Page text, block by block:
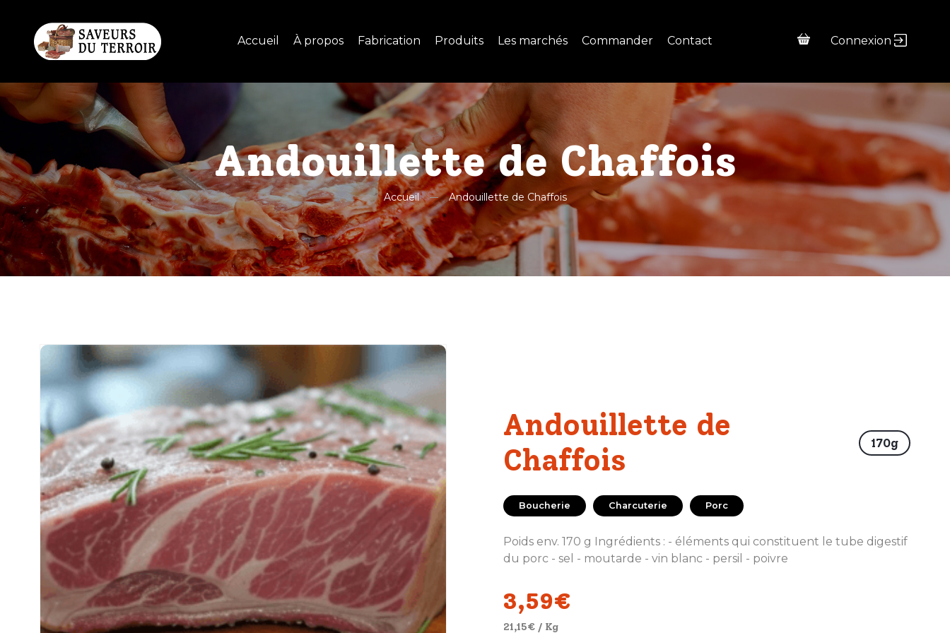
Accueil À propos Fabrication Produits Les marchés Commander Contact Connexion
Andouillette de Chaffois
Accueil Andouillette de Chaffois
Andouillette de
Chaffois
170g
Boucherie Charcuterie Porc
Poids env. 170 g Ingrédients : - éléments qui constituent le tube digestif
du porc - sel - moutarde - vin blanc - persil - poivre
3,59€
21,15€ / Kg